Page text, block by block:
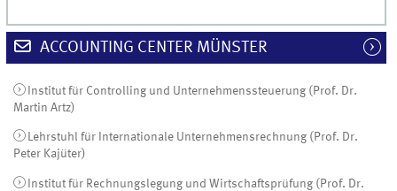
ACCOUNTING CENTER MÜNSTER
Institut für Controlling und Unternehmenssteuerung (Prof. Dr.
Martin Artz)
Lehrstuhl für Internationale Unternehmensrechnung (Prof. Dr.
Peter Kajüter)
Institut für Rechnungslegung und Wirtschaftsprüfung (Prof. Dr.